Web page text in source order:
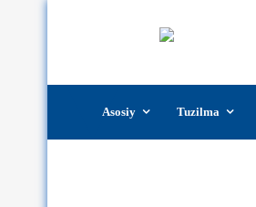
content
Asosiy Tuzilma